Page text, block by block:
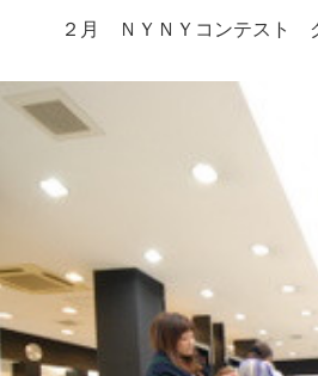
２月 ＮＹＮＹコンテスト